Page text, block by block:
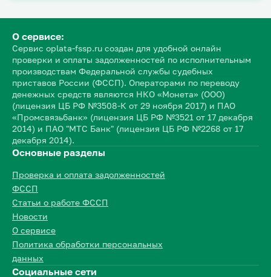
О сервисе:
Сервис oplata-fssp.ru создан для удобной онлайн
проверки и оплаты задолженностей по исполнительным
производствам Федеральной службы судебных
приставов России (ФССП). Операторами по переводу
денежных средств являются НКО «Монета» (ООО)
(лицензия ЦБ РФ №3508-К от 29 ноября 2017) и ПАО
«Промсвязьбанк» (лицензия ЦБ РФ №3521 от 17 декабря
2014) и ПАО "МТС Банк" (лицензия ЦБ РФ №2268 от 17
декабря 2014).
Основные разделы
Проверка и оплата задолженностей
ФССП
Статьи о работе ФССП
Новости
О сервисе
Политика обработки персональных
данных
Социальные сети